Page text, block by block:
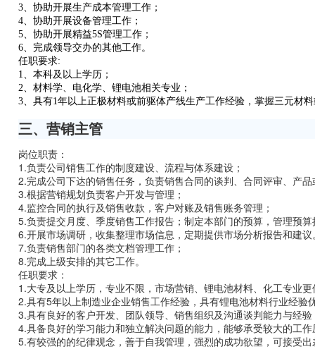
3、 协助开展生产成本管理工作；
4、 协助开展设备管理工作；
5、 协助开展精益5S管理工作；
6、 完成领导交办的其他工作。
任职要求:
1、本科及以上学历；
2、材料学、电化学、锂电池相关专业；
3、具有1年以上正极材料或前驱体产线生产工作经验，掌握三元材
三、营销主管
岗位职责：
1.负责公司销售工作的制度建设、流程与体系建设；
2.完成公司下达的销售任务，负责销售合同的谈判、合同评审、产
3.根据营销规划负责客户开发与管理；
4.监控合同的执行及销售收款，客户对账及销售账务管理；
5.负责提交月度、季度销售工作报告；制定本部门的预算，管理预
6.开展市场调研，收集整理市场信息，定期提供市场分析报告和建议
7.负责销售部门的各类文档管理工作；
8.完成上级安排的其它工作。
任职要求：
1.大专及以上学历，专业不限，市场营销、锂电池材料、化工专业更
2.具有5年以上制造业企业销售工作经验，具有锂电池材料行业经验
3.具有良好的客户开发、团队领导、销售组织及沟通谈判能力与经验
4.具备良好的学习能力和独立解决问题的能力，能够承受较大的工
5.有较强的的纪律观念，善于自我管理，强烈的成功欲望，可接受出